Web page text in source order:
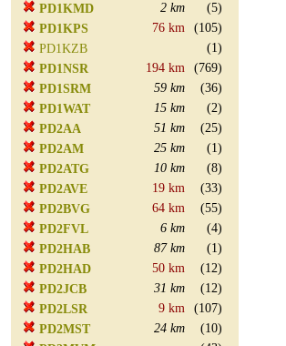
PD1KMD
2 km
(5)
PD1KPS
76 km
(105)
PD1KZB
(1)
PD1NSR
194 km
(769)
PD1SRM
59 km
(36)
PD1WAT
15 km
(2)
PD2AA
51 km
(25)
PD2AM
25 km
(1)
PD2ATG
10 km
(8)
PD2AVE
19 km
(33)
PD2BVG
64 km
(55)
PD2FVL
6 km
(4)
PD2HAB
87 km
(1)
PD2HAD
50 km
(12)
PD2JCB
31 km
(12)
PD2LSR
9 km
(107)
PD2MST
24 km
(10)